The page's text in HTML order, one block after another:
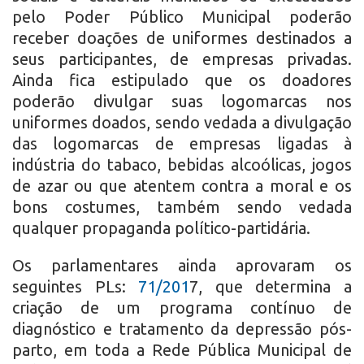
pelo Poder Público Municipal poderão
receber doações de uniformes destinados a
seus participantes, de empresas privadas.
Ainda fica estipulado que os doadores
poderão divulgar suas logomarcas nos
uniformes doados, sendo vedada a divulgação
das logomarcas de empresas ligadas à
indústria do tabaco, bebidas alcoólicas, jogos
de azar ou que atentem contra a moral e os
bons costumes, também sendo vedada
qualquer propaganda político-partidária.
Os parlamentares ainda aprovaram os
seguintes PLs: 71/2017, que determina a
criação de um programa contínuo de
diagnóstico e tratamento da depressão pós-
parto, em toda a Rede Pública Municipal de